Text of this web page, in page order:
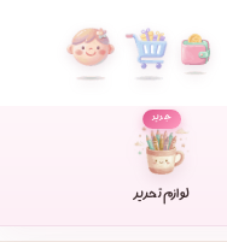
لوازم تحریر
جدید